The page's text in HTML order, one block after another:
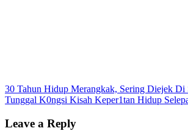
Post
navigation
30 Tahun Hidup Merangkak, Sering Diejek Di
Tunggal K0ngsi Kisah Keper1tan Hidup
Leave a Reply